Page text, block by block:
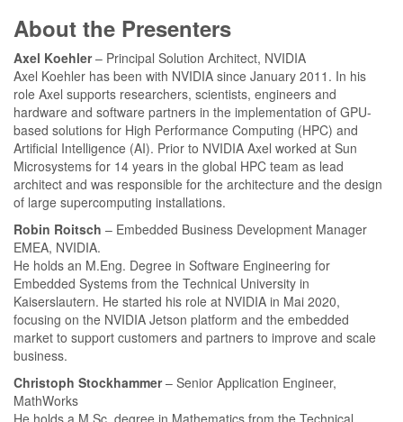
About the Presenters
Axel Koehler– Principal Solution Architect, NVIDIA
Axel Koehler has been with NVIDIA since January 2011. In his
role Axel supports researchers, scientists, engineers and
hardware and software partners in the implementation of GPU-
based solutions for High Performance Computing (HPC) and
Artificial Intelligence (AI). Prior to NVIDIA Axel worked at Sun
Microsystems for 14 years in the global HPC team as lead
architect and was responsible for the architecture and the design
of large supercomputing installations.
Robin Roitsch – Embedded Business Development Manager
EMEA, NVIDIA.
He holds an M.Eng. Degree in Software Engineering for
Embedded Systems from the Technical University in
Kaiserslautern. He started his role at NVIDIA in Mai 2020,
focusing on the NVIDIA Jetson platform and the embedded
market to support customers and partners to improve and scale
business.
Christoph Stockhammer– Senior Application Engineer,
MathWorks